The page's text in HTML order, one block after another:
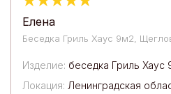
Елена
Беседка Гриль Хаус 9м2,
Изделие: беседка Гриль Хаус
Локация: Ленинградская